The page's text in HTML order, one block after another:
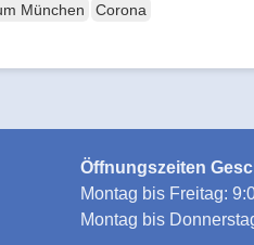
München Corona
Öffnungszeiten
Montag bis Freitag:
Montag bis